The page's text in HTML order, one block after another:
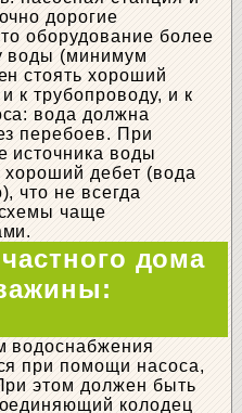
дорогие
оборудование более
воды (минимум
стоять хороший
к трубопроводу, и к
вода должна
перебоев. При
источника воды
дебет (вода
что не всегда
чаще
дома
водоснабжения
при помощи насоса,
этом должен быть
колодец